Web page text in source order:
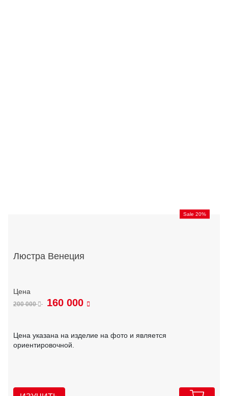
Sale 20%
Люстра Венеция
200 000 160 000
Цена указана на изделие на фото и является
ориентировочной.